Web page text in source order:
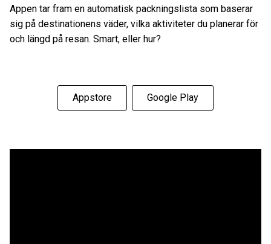
Appen tar fram en automatisk packningslista som baserar
sig på destinationens väder, vilka aktiviteter du planerar för
och längd på resan. Smart, eller hur?
Appstore Google Play